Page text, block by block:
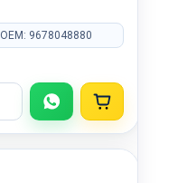
OEM: 9678048880